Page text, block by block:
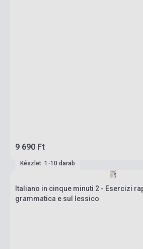
9 690 Ft
Készlet: 1-10 darab
Italiano in cinque minuti 2 - Esercizi
grammatica e sul lessico